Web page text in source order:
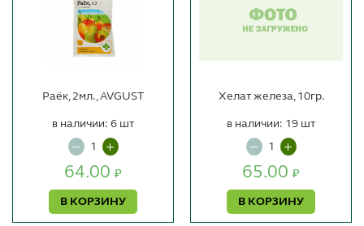
Раёк, 2мл., AVGUST
64.00 ₽
В КОРЗИНУ
в наличии: 6 шт
Хелат железа, 10гр.
65.00 ₽
В КОРЗИНУ
в наличии: 19 шт